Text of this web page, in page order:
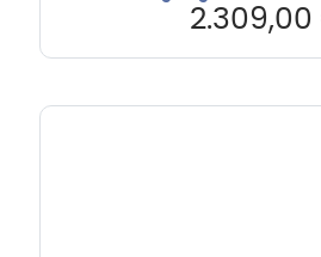
2.309,00